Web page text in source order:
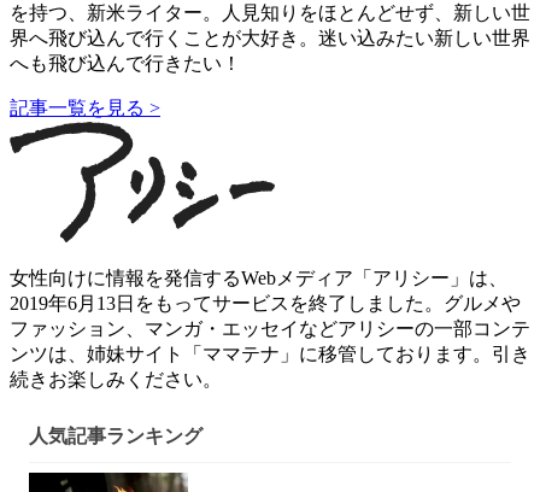
を持つ、新米ライター。人見知りをほとんどせず、新しい世
界へ飛び込んで行くことが大好き。迷い込みたい新しい世界
へも飛び込んで行きたい！
記事一覧を見る >
女性向けに情報を発信するWebメディア「アリシー」は、
2019年6月13日をもってサービスを終了しました。グルメや
ファッション、マンガ・エッセイなどアリシーの一部コンテ
ンツは、姉妹サイト「ママテナ」に移管しております。引き
続きお楽しみください。
人気記事ランキング